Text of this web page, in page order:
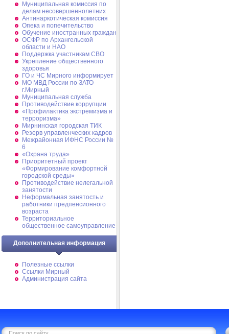
Муниципальная комиссия по
делам несовершеннолетних
Антинаркотическая комиссия
Опека и попечительство
Обучение иностранных граждан
ОСФР по Архангельской
области и НАО
Поддержка участникам СВО
Укрепление общественного
здоровья
ГО и ЧС Мирного информирует
МО МВД России по ЗАТО
г.Мирный
Муниципальная cлужба
Противодействие коррупции
«Профилактика экстремизма и
терроризма»
Мирнинская городская ТИК
Резерв управленческих кадров
Межрайонная ИФНС России №
6
«Охрана труда»
Приоритетный проект
«Формирование комфортной
городской среды»
Противодействие нелегальной
занятости
Неформальная занятость и
работники предпенсионного
возраста
Территориальное
общественное самоуправление
Дополнительная информация
Полезные ссылки
Ссылки Мирный
Администрация сайта